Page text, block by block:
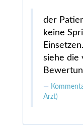
der
keine
siehe die
Arzt)